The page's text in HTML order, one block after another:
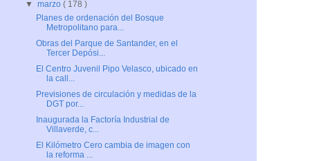
▼marzo( 178 )
Planes de ordenación del Bosque
Metropolitano para...
Obras del Parque de Santander, en el
Tercer Depósi...
El Centro Juvenil Pipo Velasco, ubicado en
la call...
Previsiones de circulación y medidas de la
DGT por...
Inaugurada la Factoría Industrial de
Villaverde, c...
El Kilómetro Cero cambia de imagen con
la reforma ...